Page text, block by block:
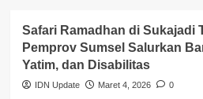
Safari Ramadhan di Sukajadi
Pemprov Sumsel Salurkan
Yatim, dan Disabilitas
IDN Update Maret 4, 2026 0